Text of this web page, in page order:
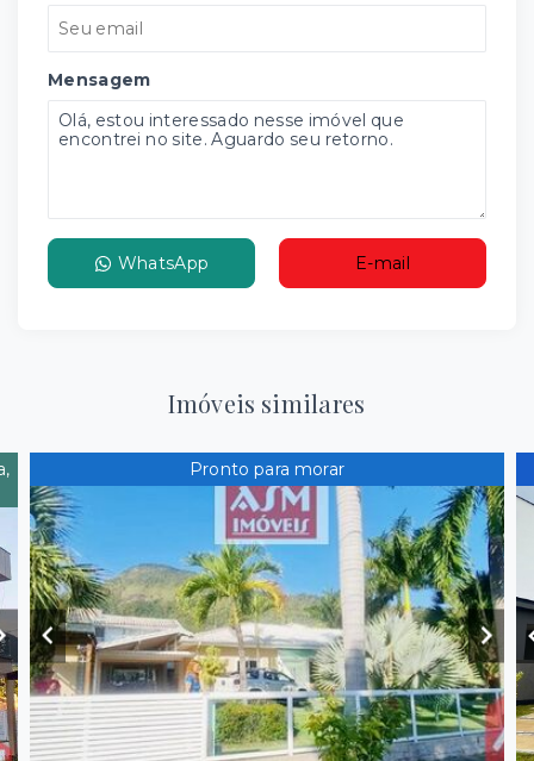
Mensagem
WhatsApp E-mail
Imóveis similares
Pronto para morar